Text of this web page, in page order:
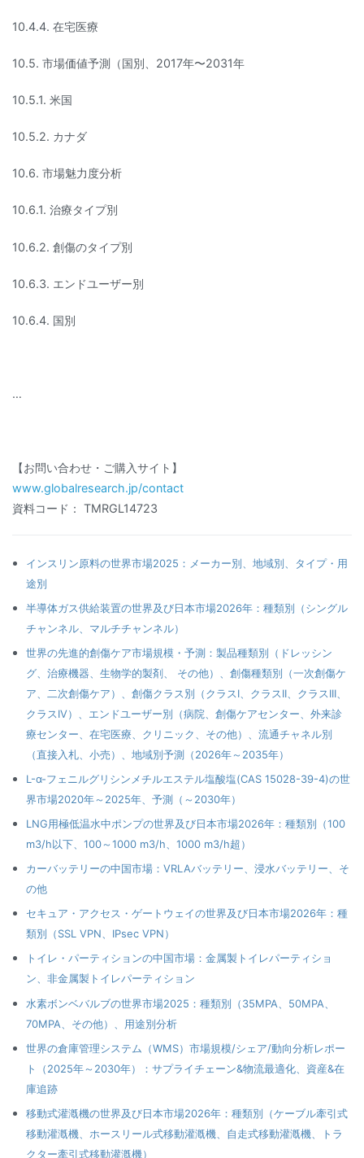
10.4.4. 在宅医療
10.5. 市場価値予測（国別、2017年〜2031年
10.5.1. 米国
10.5.2. カナダ
10.6. 市場魅力度分析
10.6.1. 治療タイプ別
10.6.2. 創傷のタイプ別
10.6.3. エンドユーザー別
10.6.4. 国別
…
【お問い合わせ・ご購入サイト】
www.globalresearch.jp/contact
資料コード： TMRGL14723
インスリン原料の世界市場2025：メーカー別、地域別、タイプ・用
途別
半導体ガス供給装置の世界及び日本市場2026年：種類別（シングル
チャンネル、マルチチャンネル）
世界の先進的創傷ケア市場規模・予測：製品種類別（ドレッシン
グ、治療機器、生物学的製剤、 その他）、創傷種類別（一次創傷ケ
ア、二次創傷ケア）、創傷クラス別（クラスI、クラスII、クラスIII、
クラスIV）、エンドユーザー別（病院、創傷ケアセンター、外来診
療センター、在宅医療、クリニック、その他）、流通チャネル別
（直接入札、小売）、地域別予測（2026年～2035年）
L-α-フェニルグリシンメチルエステル塩酸塩(CAS 15028-39-4)の世
界市場2020年～2025年、予測（～2030年）
LNG用極低温水中ポンプの世界及び日本市場2026年：種類別（100
m3/h以下、100～1000 m3/h、1000 m3/h超）
カーバッテリーの中国市場：VRLAバッテリー、浸水バッテリー、そ
の他
セキュア・アクセス・ゲートウェイの世界及び日本市場2026年：種
類別（SSL VPN、IPsec VPN）
トイレ・パーティションの中国市場：金属製トイレパーティショ
ン、非金属製トイレパーティション
水素ボンベバルブの世界市場2025：種類別（35MPA、50MPA、
70MPA、その他）、用途別分析
世界の倉庫管理システム（WMS）市場規模/シェア/動向分析レポー
ト（2025年～2030年）：サプライチェーン&物流最適化、資産&在
庫追跡
移動式灌漑機の世界及び日本市場2026年：種類別（ケーブル牽引式
移動灌漑機、ホースリール式移動灌漑機、自走式移動灌漑機、トラ
クター牽引式移動灌漑機）